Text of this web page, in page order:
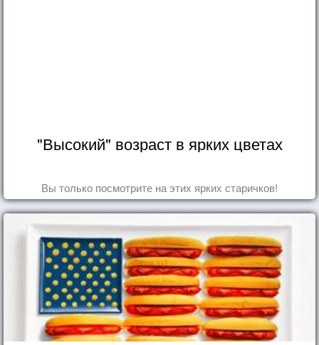
"Высокий" возраст в ярких цветах
Вы только посмотрите на этих ярких старичков!